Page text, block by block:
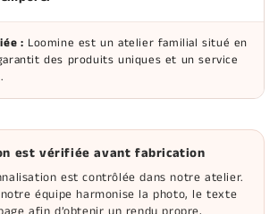
: Loomine est un atelier familial situé en
des produits uniques et un service
est vérifiée avant fabrication
est contrôlée dans notre atelier.
équipe harmonise la photo, le texte